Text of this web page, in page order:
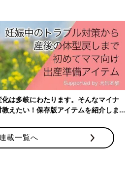
」
見つけたのは電子レンジ汚れ防止マ
ンレンジのキズ防止として購入を決
敷いておけば、ソースの飛び散り汚
ね。
る！3COINSのお食事用ベビーグ
シャレ♪
では、可愛いベビーグッズも大人
は多岐にわたります。そんなマイナ
えたい！保存版アイテムを紹介しま
載一覧へ